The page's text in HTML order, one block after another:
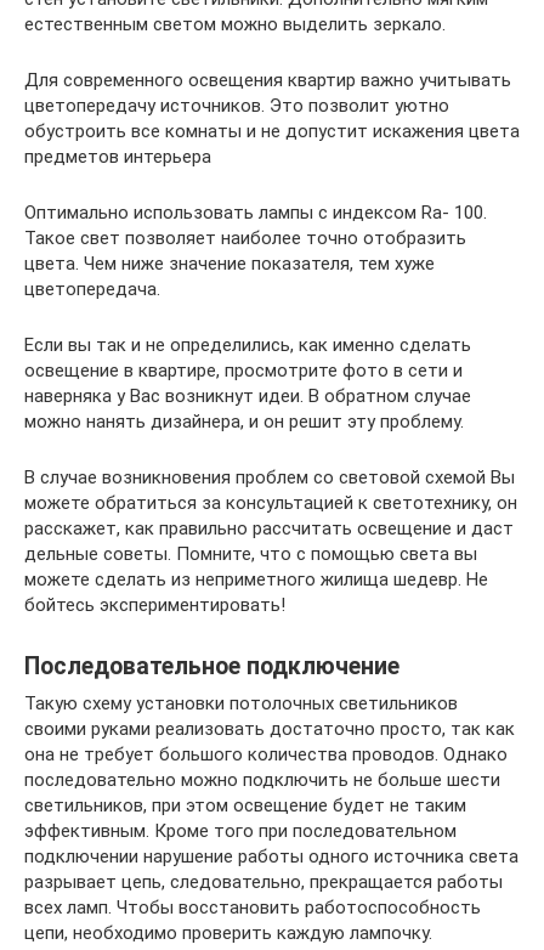
естественным светом можно выделить зеркало.
Для современного освещения квартир важно учитывать
цветопередачу источников. Это позволит уютно
обустроить все комнаты и не допустит искажения цвета
предметов интерьера
Оптимально использовать лампы с индексом Ra- 100.
Такое свет позволяет наиболее точно отобразить
цвета. Чем ниже значение показателя, тем хуже
цветопередача.
Если вы так и не определились, как именно сделать
освещение в квартире, просмотрите фото в сети и
наверняка у Вас возникнут идеи. В обратном случае
можно нанять дизайнера, и он решит эту проблему.
В случае возникновения проблем со световой схемой Вы
можете обратиться за консультацией к светотехнику, он
расскажет, как правильно рассчитать освещение и даст
дельные советы. Помните, что с помощью света вы
можете сделать из неприметного жилища шедевр. Не
бойтесь экспериментировать!
Последовательное подключение
Такую схему установки потолочных светильников
своими руками реализовать достаточно просто, так как
она не требует большого количества проводов. Однако
последовательно можно подключить не больше шести
светильников, при этом освещение будет не таким
эффективным. Кроме того при последовательном
подключении нарушение работы одного источника света
разрывает цепь, следовательно, прекращается работы
всех ламп. Чтобы восстановить работоспособность
цепи, необходимо проверить каждую лампочку.